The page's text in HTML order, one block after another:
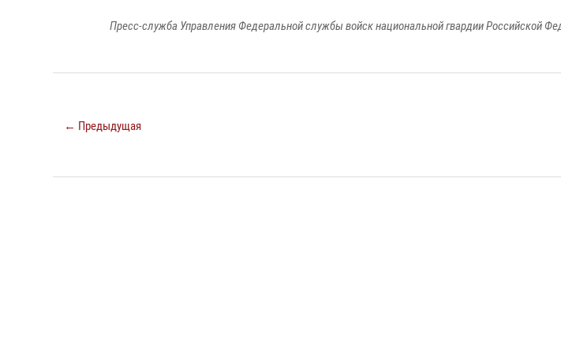
Пресс-служба Управления Федеральной службы войск национальной гвардии Российской
← Предыдущая